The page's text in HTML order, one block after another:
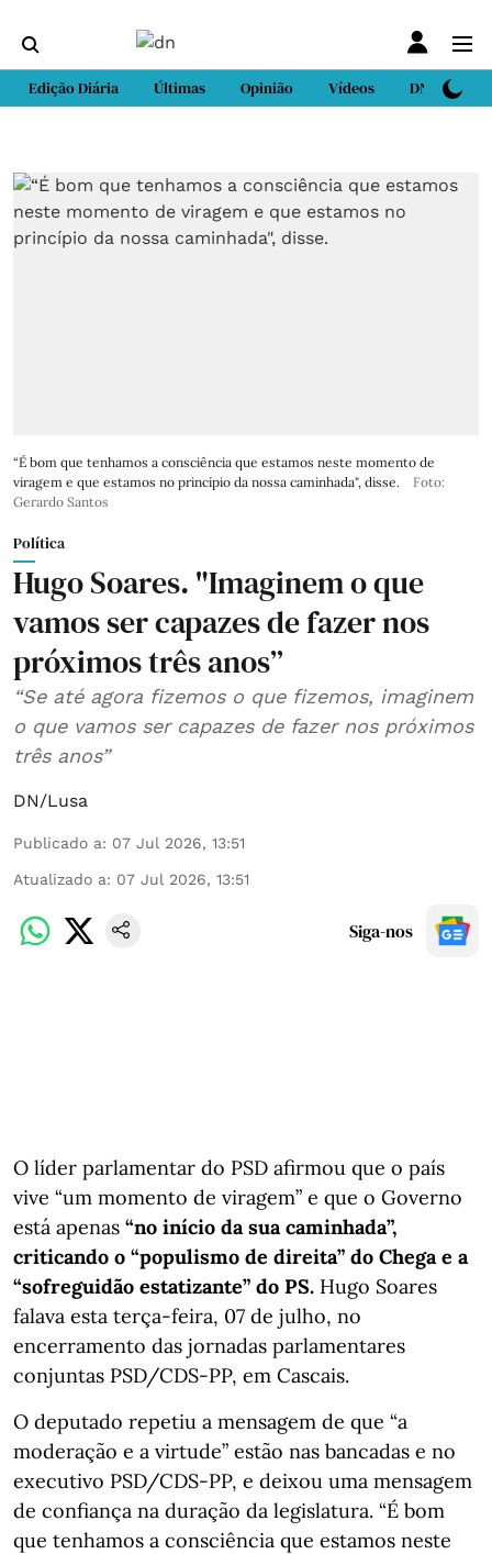
Edição Diária Últimas Opinião Vídeos DN Sport
“É bom que tenhamos a consciência que estamos neste momento de
viragem e que estamos no princípio da nossa caminhada", disse.
Foto:
Gerardo Santos
Política
Hugo Soares. "Imaginem o que
vamos ser capazes de fazer nos
próximos três anos”
“Se até agora fizemos o que fizemos, imaginem
o que vamos ser capazes de fazer nos próximos
três anos”
DN/Lusa
Publicado a: 07 Jul 2026, 13:51
Atualizado a: 07 Jul 2026, 13:51
Siga-nos
O líder parlamentar do PSD afirmou que o país
vive “um momento de viragem” e que o Governo
está apenas “no início da sua caminhada”,
criticando o “populismo de direita” do Chega e a
“sofreguidão estatizante” do PS. Hugo Soares
falava esta terça-feira, 07 de julho, no
encerramento das jornadas parlamentares
conjuntas PSD/CDS-PP, em Cascais.
O deputado repetiu a mensagem de que “a
moderação e a virtude” estão nas bancadas e no
executivo PSD/CDS-PP, e deixou uma mensagem
de confiança na duração da legislatura. “É bom
que tenhamos a consciência que estamos neste